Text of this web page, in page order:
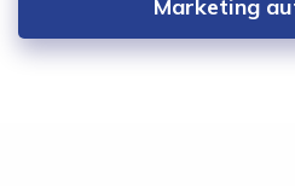
Marketing